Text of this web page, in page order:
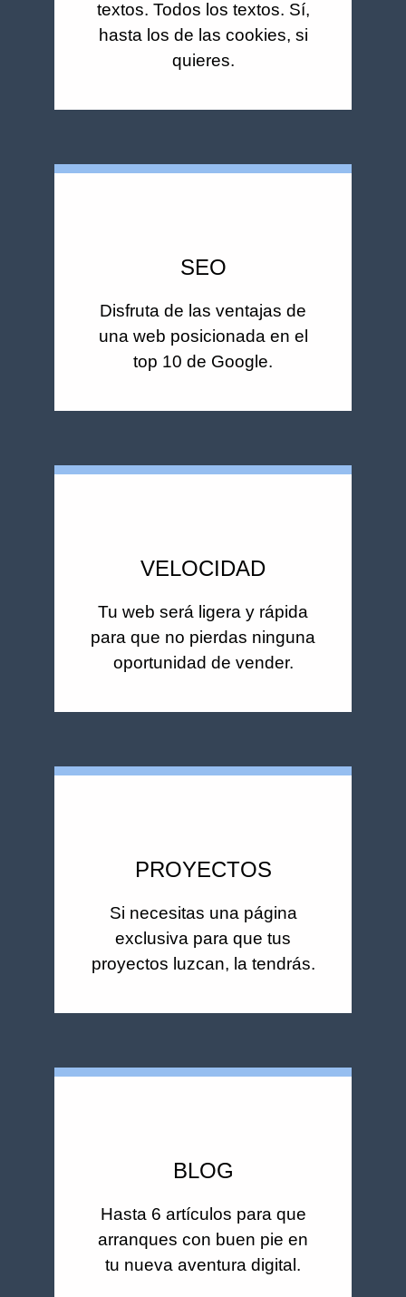
textos. Todos los textos. Sí,
hasta los de las cookies, si
quieres.
SEO
Disfruta de las ventajas de
una web posicionada en el
top 10 de Google.
VELOCIDAD
Tu web será ligera y rápida
para que no pierdas ninguna
oportunidad de vender.
PROYECTOS
Si necesitas una página
exclusiva para que tus
proyectos luzcan, la tendrás.
BLOG
Hasta 6 artículos para que
arranques con buen pie en
tu nueva aventura digital.